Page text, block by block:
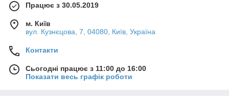
Працює з 30.05.2019
м. Київ
вул. Кузнєцова, 7, 04080, Київ, Україна
Контакти
Сьогодні працює з 11:00 до 16:00
Показати весь графік роботи